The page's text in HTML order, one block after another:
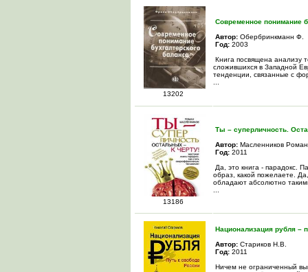
13202
Современное понимание
Автор: Обербринкманн Ф.
Год: 2003
Книга посвящена анализу
сложившихся в Западной
тенденции, связанные с
13186
Ты – суперличность.
Автор: Масленников Роман
Год: 2011
Да, это книга - парадокс.
образ, какой пожелаете.
обладают абсолютно
Национализация рубля –
Автор: Стариков Н.В.
Год: 2011
Ничем не ограниченный